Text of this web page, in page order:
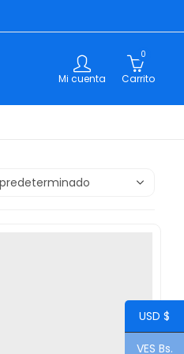
Mi cuenta
0
Carrito
USD $
VES Bs.